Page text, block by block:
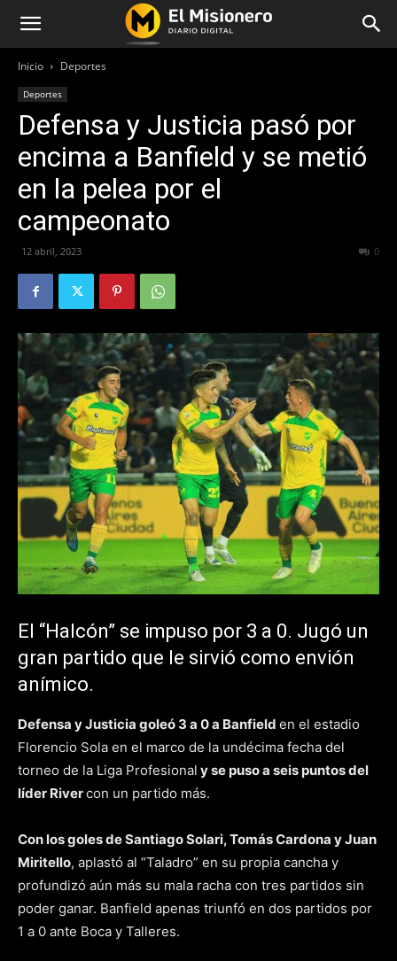
Inicio Deportes
Deportes
Defensa y Justicia pasó por
encima a Banfield y se metió
en la pelea por el
campeonato
12 abril, 2023 0
El “Halcón” se impuso por 3 a 0. Jugó un
gran partido que le sirvió como envión
anímico.
Defensa y Justicia goleó 3 a 0 a Banfield en el estadio
Florencio Sola en el marco de la undécima fecha del
torneo de la Liga Profesional y se puso a seis puntos del
líder Rivercon un partido más.
Con los goles de Santiago Solari, Tomás Cardona y Juan
Miritello, aplastó al “Taladro” en su propia cancha y
profundizó aún más su mala racha con tres partidos sin
poder ganar. Banfield apenas triunfó en dos partidos por
1 a 0 ante Boca y Talleres.